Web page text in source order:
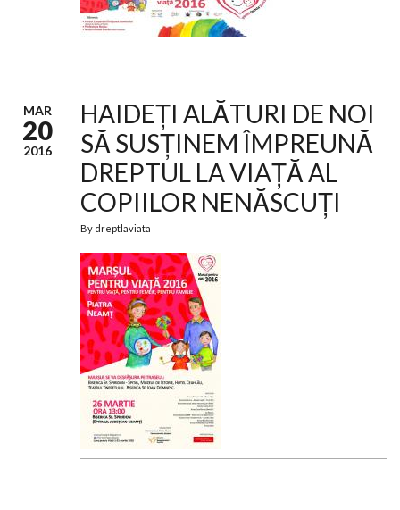
MAR
20
2016
HAIDEȚI ALĂTURI DE NOI
SĂ SUSȚINEM ÎMPREUNĂ
DREPTUL LA VIAȚĂ AL
COPIILOR NENĂSCUȚI
By dreptlaviata